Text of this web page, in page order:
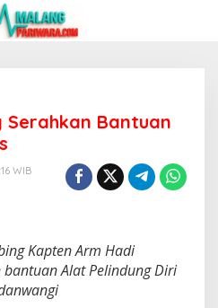
Serahkan Bantuan
WIB
Kapten Arm Hadi
Alat Pelindung Diri